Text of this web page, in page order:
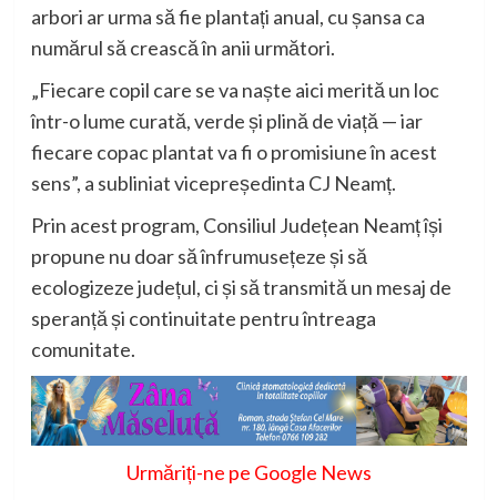
arbori ar urma să fie plantați anual, cu șansa ca
numărul să crească în anii următori.
„Fiecare copil care se va naște aici merită un loc
într-o lume curată, verde și plină de viață — iar
fiecare copac plantat va fi o promisiune în acest
sens”, a subliniat vicepreședinta CJ Neamț.
Prin acest program, Consiliul Județean Neamț își
propune nu doar să înfrumusețeze și să
ecologizeze județul, ci și să transmită un mesaj de
speranță și continuitate pentru întreaga
comunitate.
Urmăriți-ne pe Google News